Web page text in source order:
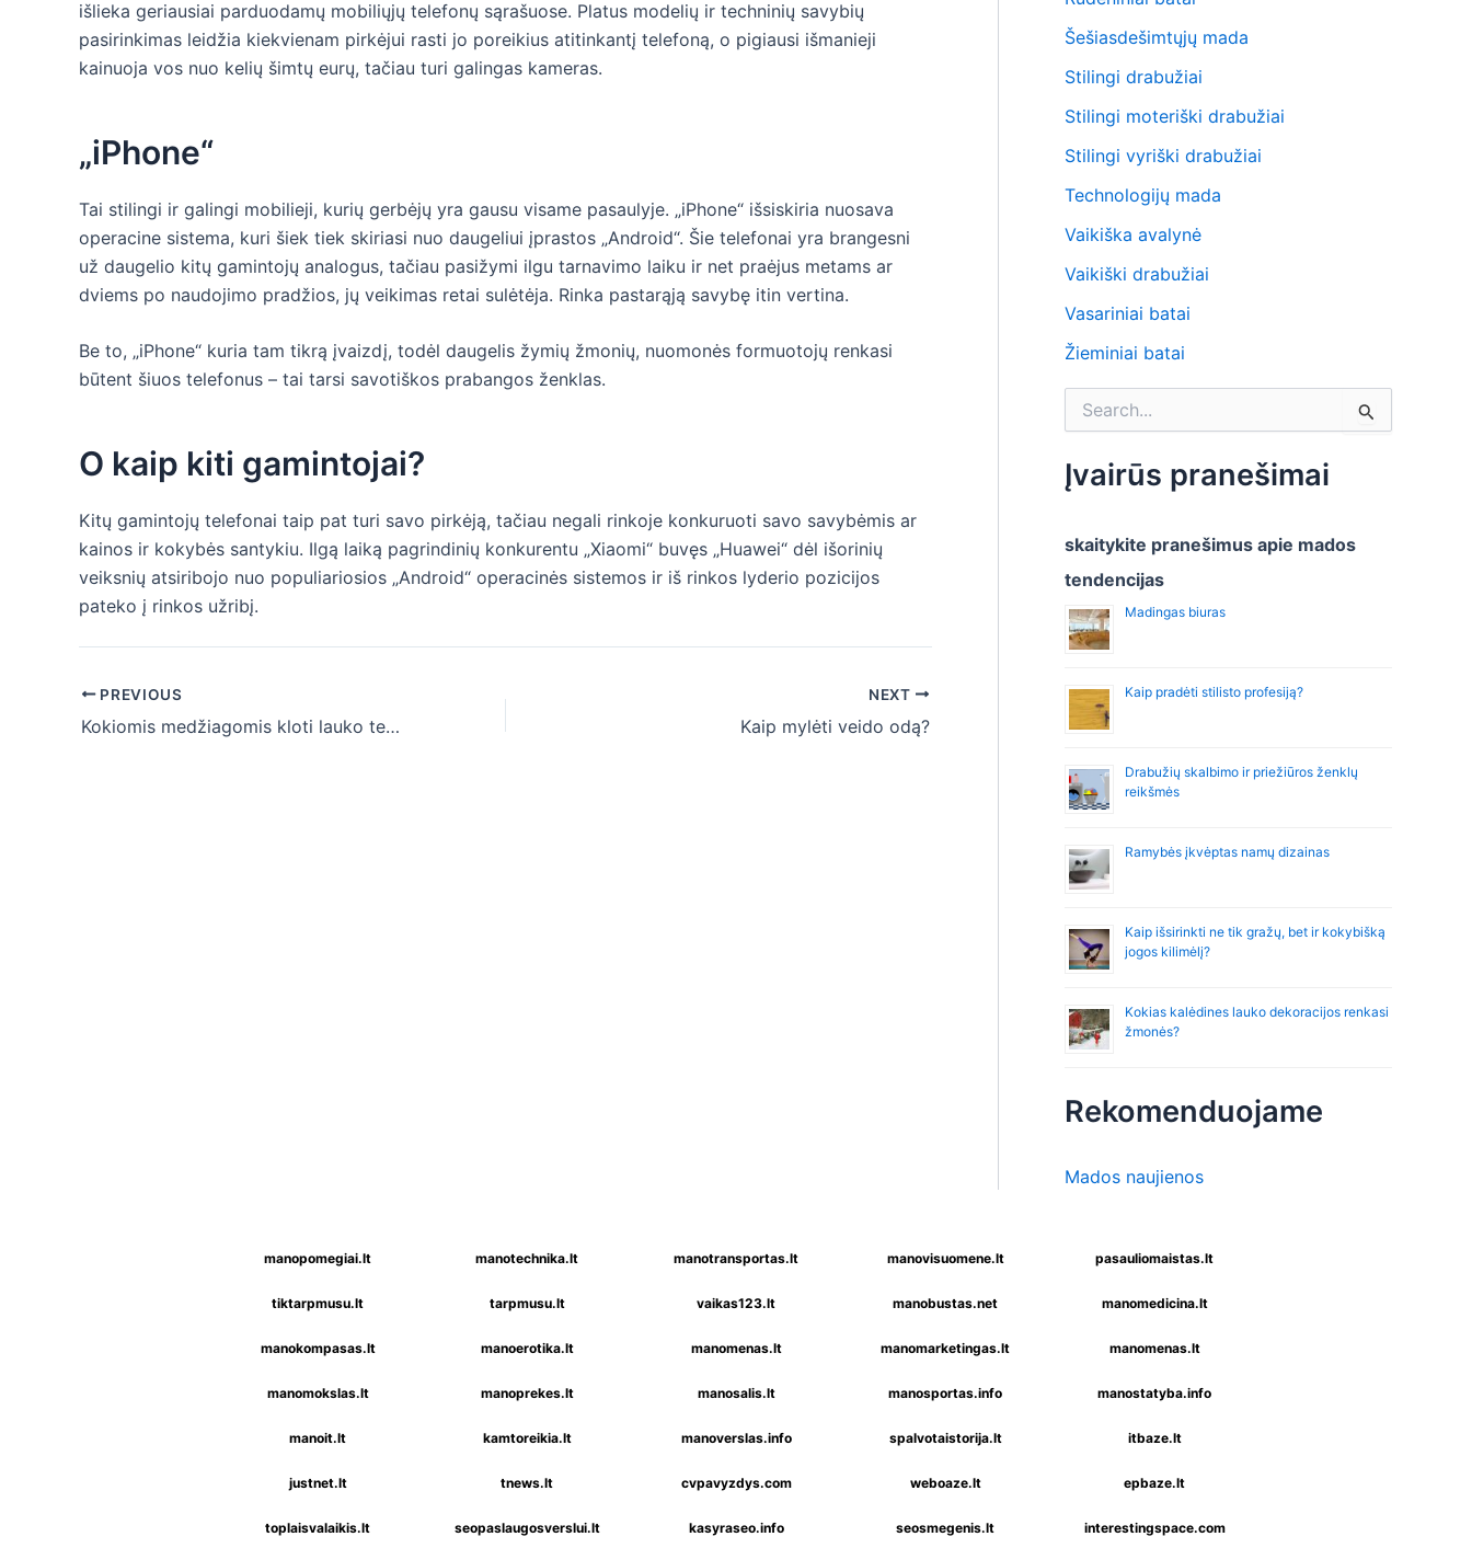
išlieka geriausiai parduodamų mobiliųjų telefonų sąrašuose. Platus modelių ir techninių savybių
pasirinkimas leidžia kiekvienam pirkėjui rasti jo poreikius atitinkantį telefoną, o pigiausi išmanieji
kainuoja vos nuo kelių šimtų eurų, tačiau turi galingas kameras.
„iPhone“
Tai stilingi ir galingi mobilieji, kurių gerbėjų yra gausu visame pasaulyje. „iPhone“ išsiskiria nuosava
operacine sistema, kuri šiek tiek skiriasi nuo daugeliui įprastos „Android“. Šie telefonai yra brangesni
už daugelio kitų gamintojų analogus, tačiau pasižymi ilgu tarnavimo laiku ir net praėjus metams ar
dviems po naudojimo pradžios, jų veikimas retai sulėtėja. Rinka pastarąją savybę itin vertina.
Be to, „iPhone“ kuria tam tikrą įvaizdį, todėl daugelis žymių žmonių, nuomonės formuotojų renkasi
būtent šiuos telefonus – tai tarsi savotiškos prabangos ženklas.
O kaip kiti gamintojai?
Kitų gamintojų telefonai taip pat turi savo pirkėją, tačiau negali rinkoje konkuruoti savo savybėmis ar
kainos ir kokybės santykiu. Ilgą laiką pagrindinių konkurentu „Xiaomi“ buvęs „Huawei“ dėl išorinių
veiksnių atsiribojo nuo populiariosios „Android“ operacinės sistemos ir iš rinkos lyderio pozicijos
pateko į rinkos užribį.
Post
navigation
PREVIOUS
Kokiomis medžiagomis kloti lauko terasos grindis?
NEXT
Kaip mylėti veido odą?
Šešiasdešimtųjų mada
Stilingi drabužiai
Stilingi moteriški drabužiai
Stilingi vyriški drabužiai
Technologijų mada
Vaikiška avalynė
Vaikiški drabužiai
Vasariniai batai
Žieminiai batai
r
c
o
r
Įvairūs pranešimai
skaitykite pranešimus apie mados
tendencijas
Madingas biuras
Kaip pradėti stilisto profesiją?
Drabužių skalbimo ir priežiūros ženklų
reikšmės
Ramybės įkvėptas namų dizainas
Kaip išsirinkti ne tik gražų, bet ir kokybišką
jogos kilimėlį?
Kokias kalėdines lauko dekoracijos renkasi
žmonės?
Rekomenduojame
Mados naujienos
manopomegiai.lt manotechnika.lt manotransportas.lt manovisuomene.lt pasauliomaistas.lt
tiktarpmusu.lt tarpmusu.lt vaikas123.lt manobustas.net manomedicina.lt
manokompasas.lt manoerotika.lt manomenas.lt manomarketingas.lt manomenas.lt
manomokslas.lt manoprekes.lt manosalis.lt manosportas.info manostatyba.info
manoit.lt kamtoreikia.lt manoverslas.info spalvotaistorija.lt itbaze.lt
justnet.lt tnews.lt cvpavyzdys.com weboaze.lt epbaze.lt
toplaisvalaikis.lt seopaslaugosverslui.lt kasyraseo.info seosmegenis.lt interestingspace.com